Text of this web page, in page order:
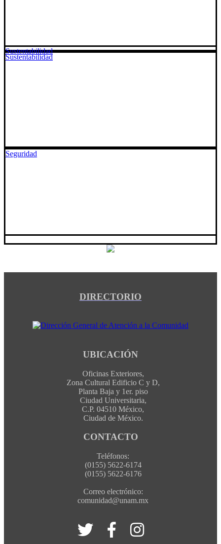
Sustentabilidad
Seguridad
Sustentabilidad
DIRECTORIO
UBICACIÓN
Oficinas Exteriores,
Zona Cultural Edificio C y D,
Planta Baja y 1er. piso
Ciudad Universitaria,
C.P. 04510 México,
Ciudad de México.
CONTACTO
Teléfonos:
(0155) 5622-6174
(0155) 5622-6176
Correo electrónico:
comunidad@unam.mx